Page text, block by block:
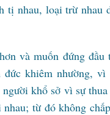
tị nhau, loại trừ
và muốn đứng
khiêm nhường,
khổ sở vì sự
từ đó không